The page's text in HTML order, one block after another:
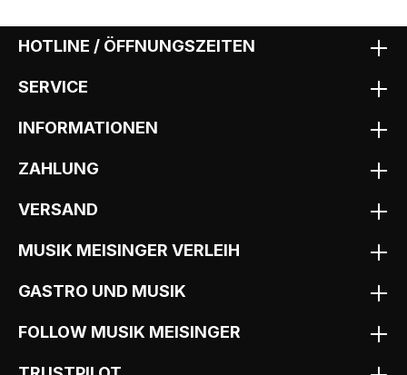
HOTLINE / ÖFFNUNGSZEITEN
SERVICE
INFORMATIONEN
ZAHLUNG
VERSAND
MUSIK MEISINGER VERLEIH
GASTRO UND MUSIK
FOLLOW MUSIK MEISINGER